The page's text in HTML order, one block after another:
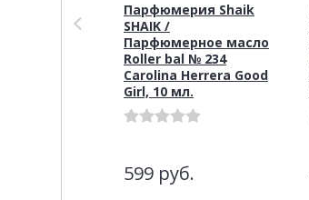
Парфюмерия Shaik
SHAIK /
Парфюмерное масло
Roller bal № 234
Carolina Herrera Good
Girl, 10 мл.
599 руб.